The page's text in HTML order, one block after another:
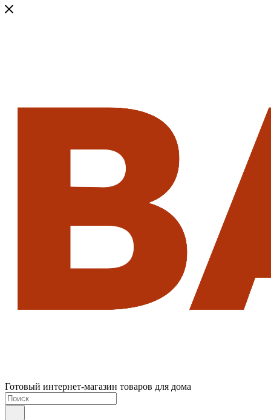
Готовый интернет-магазин товаров для дома